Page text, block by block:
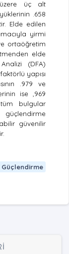
üç alt
.658
Elde edilen
yirmi
ortaöğretim
elde
(DFA)
yapısı
.979 ve
ise ,969
bulgular
güvenilir